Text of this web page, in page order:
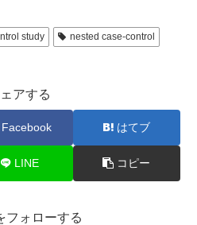
er
n
e
study
nested case-control
アする
Facebook はてブ
LINE コピー
フォローする